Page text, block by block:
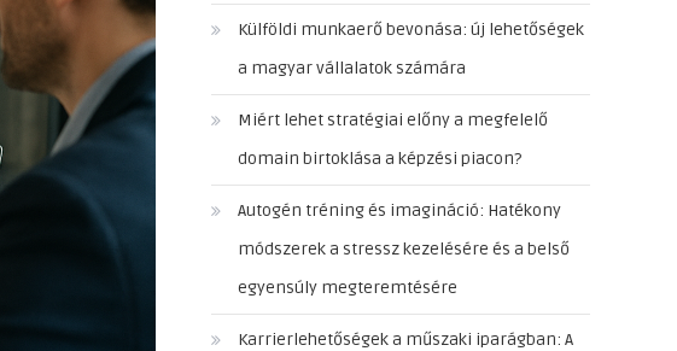
Külföldi munkaerő bevonása: új lehetőségek
a magyar vállalatok számára
Miért lehet stratégiai előny a megfelelő
domain birtoklása a képzési piacon?
Autogén tréning és imagináció: Hatékony
módszerek a stressz kezelésére és a belső
egyensúly megteremtésére
Karrierlehetőségek a műszaki iparágban: A